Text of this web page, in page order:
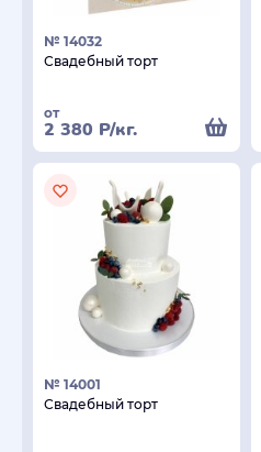
№ 14032
Свадебный торт
от
2 380 Р/кг.
№ 14001
Свадебный торт